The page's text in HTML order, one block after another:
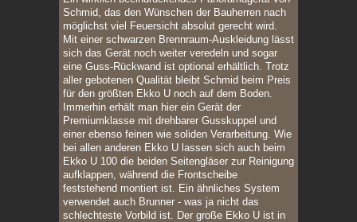
Schmid, das den Wünschen der Bauherren nach
möglichst viel Feuersicht absolut gerecht wird.
Mit einer schwarzen Brennraum-Auskleidung lässt
sich das Gerät noch weiter veredeln und sogar
eine Guss-Rückwand ist optional erhältlich. Trotz
aller gebotenen Qualität bleibt Schmid beim Preis
für den größten Ekko U noch auf dem Boden.
Immerhin erhält man hier ein Gerät der
Premiumklasse mit drehbarer Gusskuppel und
einer ebenso feinen wie soliden Verarbeitung. Wie
bei allen anderen Ekko U lassen sich auch beim
Ekko U 100 die beiden Seitengläser zur Reinigung
aufklappen, während die Frontscheibe
feststehend montiert ist. Ein ähnliches System
verwendet auch Brunner - was ja nicht das
schlechteste Vorbild ist. Der große Ekko U ist in